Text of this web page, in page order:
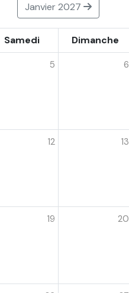
Janvier 2027
Samedi Dimanche
5 6
12 13
19 20